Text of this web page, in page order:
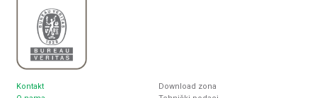
Kontakt
Download zona